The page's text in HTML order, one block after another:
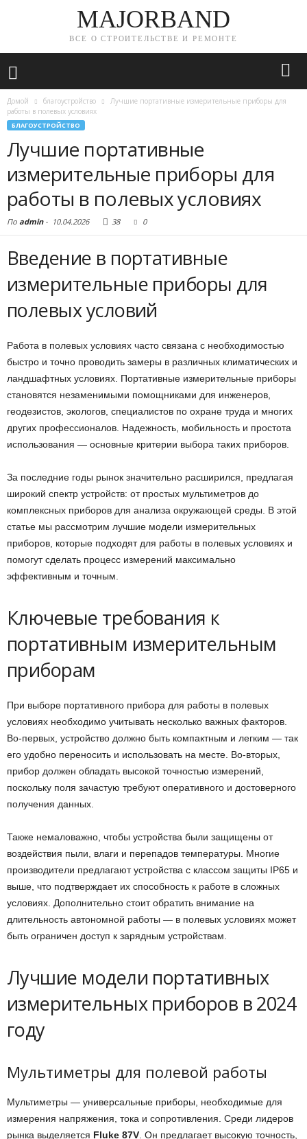
MAJORBAND
ВСЕ О СТРОИТЕЛЬСТВЕ И РЕМОНТЕ
Домой благоустройство
Лучшие портативные измерительные приборы для
работы в полевых условиях
БЛАГОУСТРОЙСТВО
Лучшие портативные
измерительные приборы для
работы в полевых условиях
По admin- 10.04.2026 38 0
Введение в портативные
измерительные приборы для
полевых условий
Работа в полевых условиях часто связана с необходимостью
быстро и точно проводить замеры в различных климатических и
ландшафтных условиях. Портативные измерительные приборы
становятся незаменимыми помощниками для инженеров,
геодезистов, экологов, специалистов по охране труда и многих
других профессионалов. Надежность, мобильность и простота
использования — основные критерии выбора таких приборов.
За последние годы рынок значительно расширился, предлагая
широкий спектр устройств: от простых мультиметров до
комплексных приборов для анализа окружающей среды. В этой
статье мы рассмотрим лучшие модели измерительных
приборов, которые подходят для работы в полевых условиях и
помогут сделать процесс измерений максимально
эффективным и точным.
Ключевые требования к
портативным измерительным
приборам
При выборе портативного прибора для работы в полевых
условиях необходимо учитывать несколько важных факторов.
Во-первых, устройство должно быть компактным и легким — так
его удобно переносить и использовать на месте. Во-вторых,
прибор должен обладать высокой точностью измерений,
поскольку поля зачастую требуют оперативного и достоверного
получения данных.
Также немаловажно, чтобы устройства были защищены от
воздействия пыли, влаги и перепадов температуры. Многие
производители предлагают устройства с классом защиты IP65 и
выше, что подтверждает их способность к работе в сложных
условиях. Дополнительно стоит обратить внимание на
длительность автономной работы — в полевых условиях может
быть ограничен доступ к зарядным устройствам.
Лучшие модели портативных
измерительных приборов в 2024
году
Мультиметры для полевой работы
Мультиметры — универсальные приборы, необходимые для
измерения напряжения, тока и сопротивления. Среди лидеров
рынка выделяется Fluke 87V . Он предлагает высокую точность,